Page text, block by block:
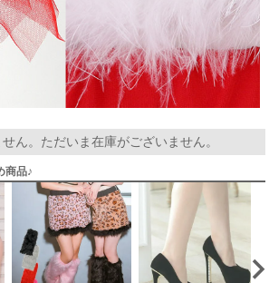
ん。ただいま在庫がございません。
商品♪